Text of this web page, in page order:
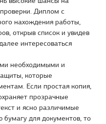
Диплом с
нахождения работы,
открыв список и увидев
интересоваться
необходимыми и
которые
Если простая копия,
прозрачные
и ясно различимые
для документов, то